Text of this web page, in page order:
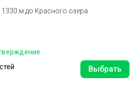
1330 м до Красного озера
Выбрать